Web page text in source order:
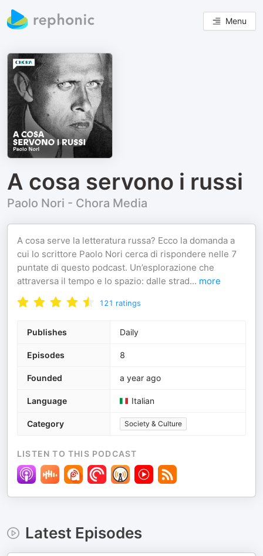
Menu
A cosa servono i russi
Paolo Nori - Chora Media
A cosa serve la letteratura russa? Ecco la domanda a
cui lo scrittore Paolo Nori cerca di rispondere nelle 7
puntate di questo podcast. Un’esplorazione che
attraversa il tempo e lo spazio: dalle strad... more
121 ratings
Publishes Daily
Episodes 8
Founded a year ago
Language Italian
Category Society & Culture
LISTEN TO THIS PODCAST
Latest Episodes